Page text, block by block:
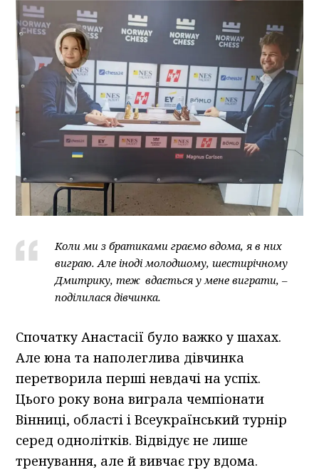
Коли ми з братиками граємо вдома, я в них
виграю. Але іноді молодшому, шестирічному
Дмитрику, теж вдається у мене виграти, –
поділилася дівчинка.
Спочатку Анастасії було важко у шахах.
Але юна та наполеглива дівчинка
перетворила перші невдачі на успіх.
Цього року вона виграла чемпіонати
Вінниці, області і Всеукраїнський турнір
серед однолітків. Відвідує не лише
тренування, але й вивчає гру вдома.